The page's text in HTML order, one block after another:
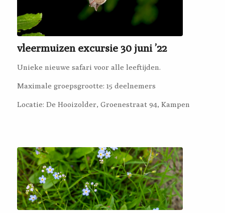
vleermuizen excursie 30 juni ’22
Unieke nieuwe safari voor alle leeftijden.
Maximale groepsgrootte: 15 deelnemers
Locatie: De Hooizolder, Groenestraat 94, Kampen